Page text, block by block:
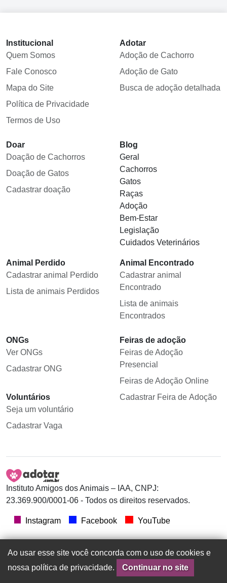
Institucional
Quem Somos
Fale Conosco
Mapa do Site
Política de Privacidade
Termos de Uso
Adotar
Adoção de Cachorro
Adoção de Gato
Busca de adoção detalhada
Doar
Doação de Cachorros
Doação de Gatos
Cadastrar doação
Blog
Geral
Cachorros
Gatos
Raças
Adoção
Bem-Estar
Legislação
Cuidados Veterinários
Animal Perdido
Cadastrar animal Perdido
Lista de animais Perdidos
Animal Encontrado
Cadastrar animal
Encontrado
Lista de animais
Encontrados
ONGs
Ver ONGs
Cadastrar ONG
Voluntários
Seja um voluntário
Cadastrar Vaga
Feiras de adoção
Feiras de Adoção
Presencial
Feiras de Adoção Online
Cadastrar Feira de Adoção
Instituto Amigos dos Animais – IAA, CNPJ:
23.369.900/0001-06 - Todos os direitos reservados.
Instagram Facebook YouTube
Ao usar esse site você concorda com o uso de cookies e
nossa política de privacidade.
Continuar no site